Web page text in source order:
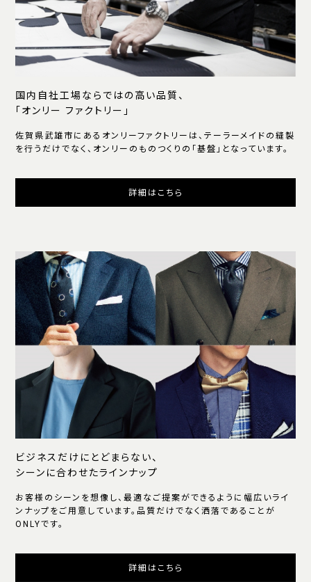
国内自社工場ならではの高い品質、
「オンリー ファクトリー」
佐賀県武雄市にあるオンリーファクトリーは、テーラーメイドの縫製
を行うだけでなく、オンリーのものつくりの「基盤」となっています。
詳細はこちら
ビジネスだけにとどまらない、
シーンに合わせたラインナップ
お客様のシーンを想像し、最適なご提案ができるように幅広いライ
ンナップをご用意しています。品質だけでなく洒落であることが
ONLYです。
詳細はこちら